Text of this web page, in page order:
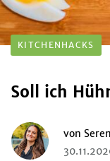
KITCHENHACKS
Soll ich
von